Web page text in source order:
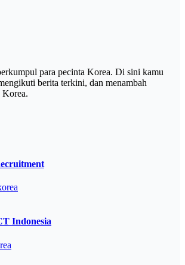
para pecinta Korea. Di sini kamu
berita terkini, dan menambah
Korea.
Indonesia